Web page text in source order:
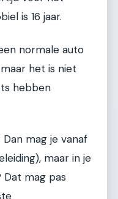
is 16 jaar.
normale auto
het is niet
hebben
mag je vanaf
maar in je
mag pas